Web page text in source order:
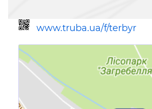
www.truba.ua/f/terbyr